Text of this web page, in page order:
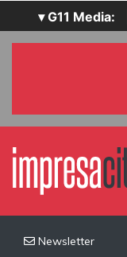
▾ G11 Media:
SecurityOpenLab
Newsletter